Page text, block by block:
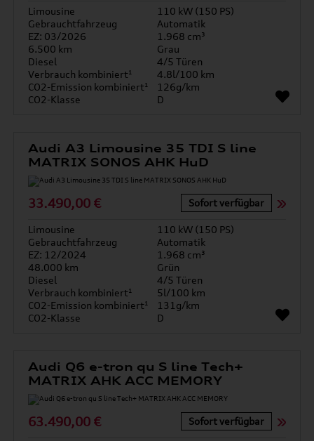
Limousine
110 kW (150 PS)
Gebrauchtfahrzeug
Automatik
EZ: 03/2026
1.968 cm³
6.500 km
Grau
Diesel
4/5 Türen
Verbrauch kombiniert¹
4.8l/100 km
CO2-Emission kombiniert¹
126g/km
CO2-Klasse
D
Audi A3 Limousine 35 TDI S line
MATRIX SONOS AHK HuD
33.490,00 € Sofort verfügbar
Limousine
110 kW (150 PS)
Gebrauchtfahrzeug
Automatik
EZ: 12/2024
1.968 cm³
48.000 km
Grün
Diesel
4/5 Türen
Verbrauch kombiniert¹
5l/100 km
CO2-Emission kombiniert¹
131g/km
CO2-Klasse
D
Audi Q6 e-tron qu S line Tech+
MATRIX AHK ACC MEMORY
63.490,00 € Sofort verfügbar